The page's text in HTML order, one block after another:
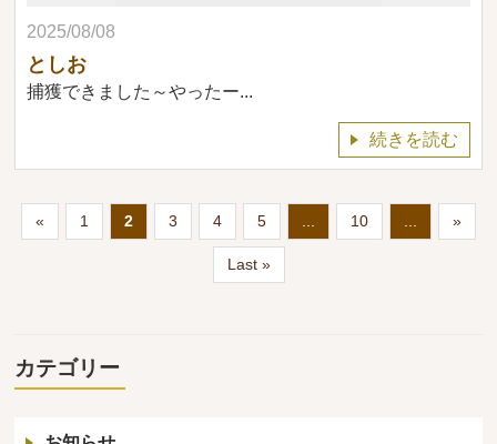
2025/08/08
としお
捕獲できました～やったー...
続きを読む
« 1 2 3 4 5 10 »
Last »
カテゴリー